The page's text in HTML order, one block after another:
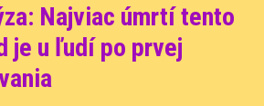
Najviac úmrtí tento
je u ľudí po prvej